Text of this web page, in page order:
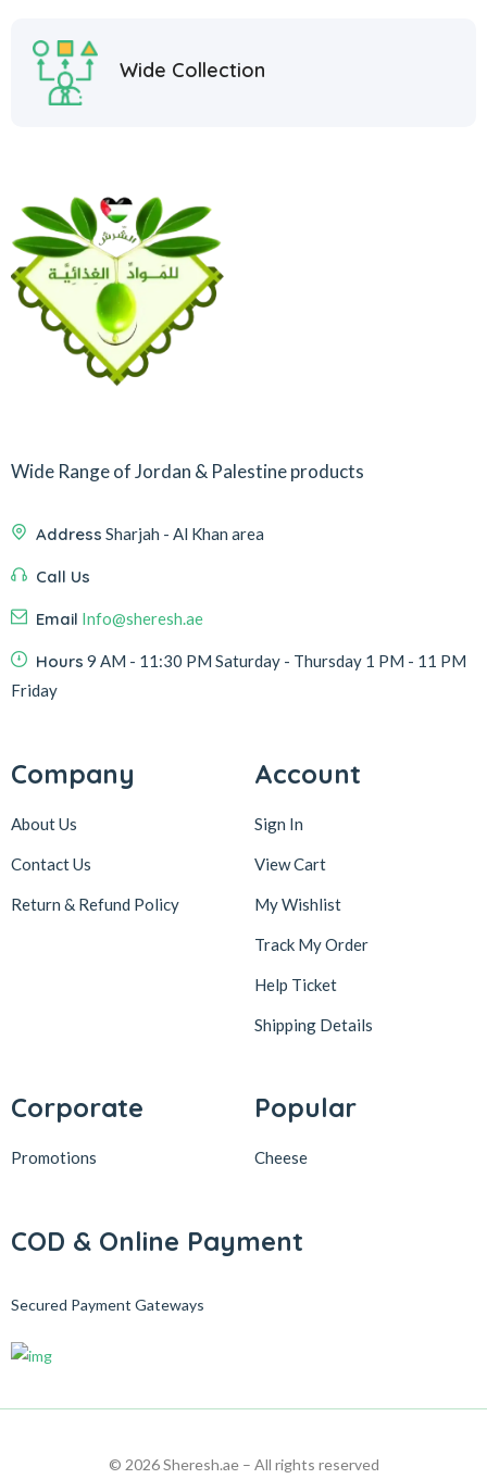
Wide Collection
Wide Range of Jordan & Palestine products
Address Sharjah - Al Khan area
Call Us
Email Info@sheresh.ae
Hours 9 AM - 11:30 PM Saturday - Thursday 1 PM - 11 PM
Friday
Company
About Us
Contact Us
Return & Refund Policy
Account
Sign In
View Cart
My Wishlist
Track My Order
Help Ticket
Shipping Details
Corporate
Promotions
Popular
Cheese
COD & Online Payment
Secured Payment Gateways
© 2026 Sheresh.ae – All rights reserved